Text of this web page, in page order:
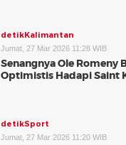
detikKalimantan
Jumat, 27 Mar 2026 11:28 WIB
Senangnya Ole Romeny
Optimistis Hadapi Saint
detikSport
Jumat, 27 Mar 2026 11:20 WIB